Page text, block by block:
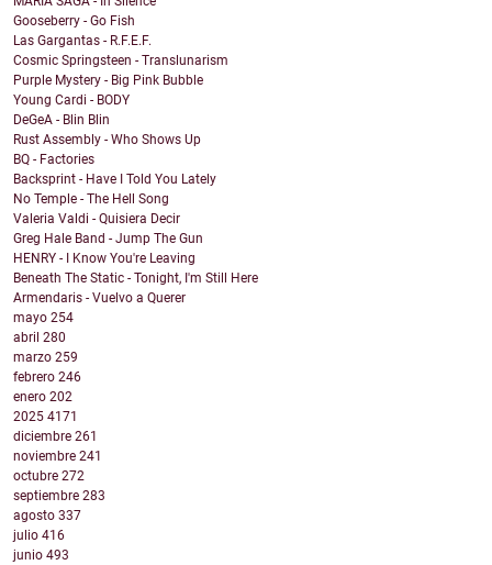
Gooseberry - Go Fish
Las Gargantas - R.F.E.F.
Cosmic Springsteen - Translunarism
Purple Mystery - Big Pink Bubble
Young Cardi - BODY
DeGeA - Blin Blin
Rust Assembly - Who Shows Up
BQ - Factories
Backsprint - Have I Told You Lately
No Temple - The Hell Song
Valeria Valdi - Quisiera Decir
Greg Hale Band - Jump The Gun
HENRY - I Know You're Leaving
Beneath The Static - Tonight, I'm Still Here
Armendaris - Vuelvo a Querer
mayo 254
abril 280
marzo 259
febrero 246
enero 202
2025 4171
diciembre 261
noviembre 241
octubre 272
septiembre 283
agosto 337
julio 416
junio 493